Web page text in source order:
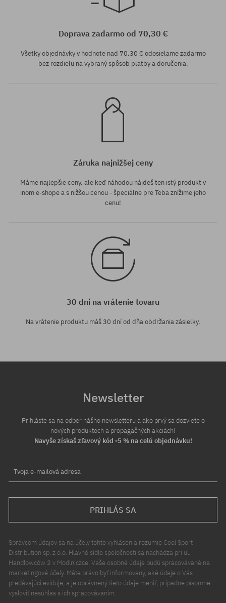
Doprava zadarmo od 70,30 €
Všetky objednávky v hodnote nad 70,30 € odosielame zadarmo
bez rozdielu na vybraný spôsob platby a doručenia.
Záruka najnižšej ceny
Máme najlepšie ceny, ale keď náhodou nájdeš ten istý produkt v
inom e-shope a s nižšou cenou - špeciálne pre Teba znížime jeho
cenu!
30 dní na vrátenie tovaru
Na vrátenie produktu máš 30 dní od dňa obdržania zásielky.
Newsletter
Prihláste sa na odber nášho newsletteru a ako prvý sa dozviete o
nových produktoch a propagačných akciách!
Navyše získaš zľavový kód -5 % na celú objednávku!
Tvoja e-mailová adresa
PRIHLÁS SA
Správcom údajov sa na účely tohto vyhlásenia rozumie Cool Sport
Distribution sp. z o.o. Hlavné sídlo spoločnosti sa nachádza pri ul.
Handlowców 2 v Modlniczce. Vaše osobné údaje budú spracovávané na
marketingové účely. Máte právo byť informovaný, aké údaje o Vás
predávajúci eviduje, a je oprávnený tieto údaje meniť, prípadne písomne
vysloviť nesúhlas s ich spracovávaním.